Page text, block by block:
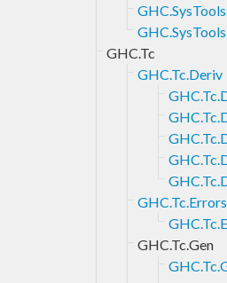
GHC.Tc
GHC.Tc.Deriv
GHC.Tc.Errors
GHC.Tc.Gen